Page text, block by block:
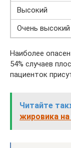
Высокий
Очень высокий
Наиболее
54% случаев
пациенток
Читайте
жировика